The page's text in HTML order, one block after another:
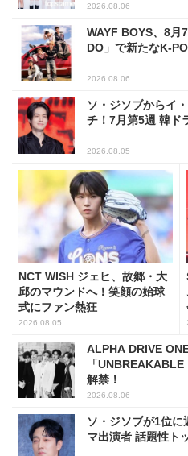
2026.08.06
WAYF BOYS、8月
DO」で新たなK-
2026.08.06
ソ・ジソブからイ
チ！7月第5週 韓ド
2026.08.05
NCT WISH ジェヒ、故郷・大
邱のマウンドへ！笑顔の始球
式にファン熱狂
2026.08.05
ALPHA DRIVE
「
解禁！
2026.08.06
ソ・ジソブが1位に
マ出演者 話題性ト